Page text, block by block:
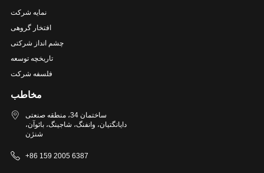
نمایه شرکت
افتخار گروهی
چشم انداز شرکتی
تاریخچه توسعه
فلسفه شرکت
مخاطب
ساختمان 34، منطقه صنعتی
دایانگتیان، وانفنگ، شاجینگ، بائوآن،
شنژن
+86 159 2005 6387